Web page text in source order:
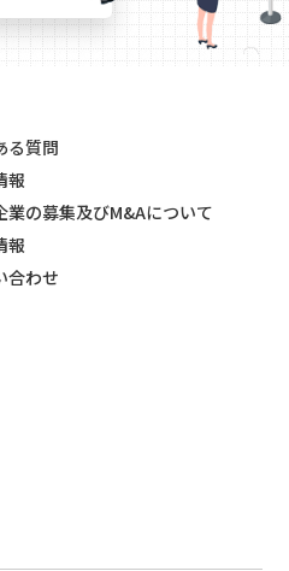
る質問
報
業の募集及びM&Aについて
報
合わせ